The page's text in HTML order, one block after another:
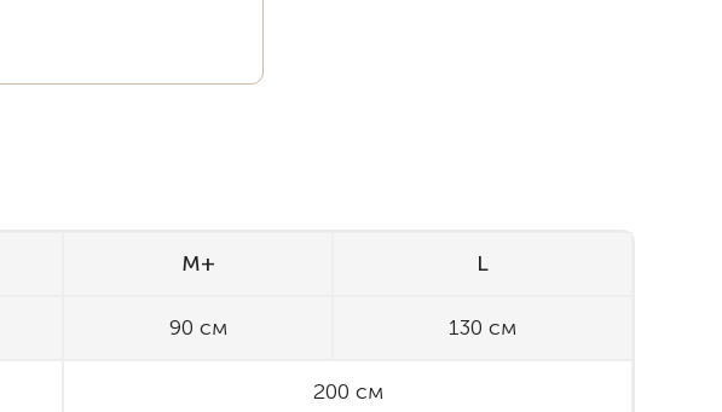
M+ L
90 см 130 см
200 см